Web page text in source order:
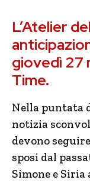
L’Atelier
giovedì 27
Time.
Nella puntata
notizia
devono
sposi dal
Simone e